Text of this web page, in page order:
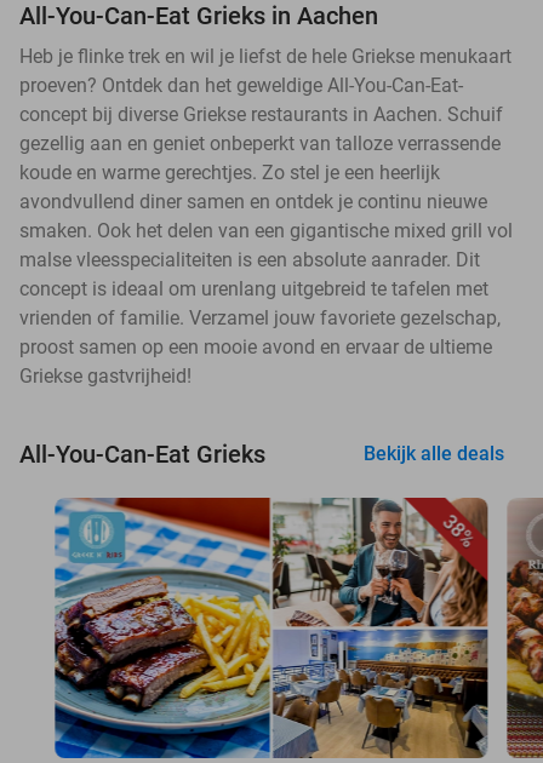
All-You-Can-Eat Grieks in Aachen
Heb je flinke trek en wil je liefst de hele Griekse menukaart
proeven? Ontdek dan het geweldige All-You-Can-Eat-
concept bij diverse Griekse restaurants in Aachen. Schuif
gezellig aan en geniet onbeperkt van talloze verrassende
koude en warme gerechtjes. Zo stel je een heerlijk
avondvullend diner samen en ontdek je continu nieuwe
smaken. Ook het delen van een gigantische mixed grill vol
malse vleesspecialiteiten is een absolute aanrader. Dit
concept is ideaal om urenlang uitgebreid te tafelen met
vrienden of familie. Verzamel jouw favoriete gezelschap,
proost samen op een mooie avond en ervaar de ultieme
Griekse gastvrijheid!
All-You-Can-Eat Grieks Bekijk alle deals
38%